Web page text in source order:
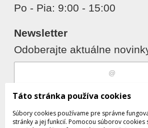
Po - Pia: 9:00 - 15:00
Newsletter
Odoberajte aktuálne
Súhlasím s
údajov
Táto stránka používa cookies
Súbory cookies používame pre správne
stránky a jej funkcií. Pomocou súborov cookies